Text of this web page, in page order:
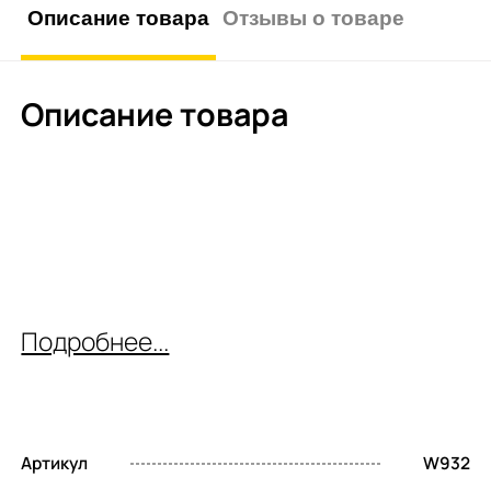
Описание товара Отзывы о товаре
Описание товара
Подробнее...
Артикул W932